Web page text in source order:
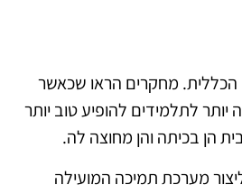
הכללית. מחקרים הראו שכאשר
לתלמידים להופיע טוב יותר
הן בכיתה והן מחוצה לה.
מערכת תמיכה המועילה